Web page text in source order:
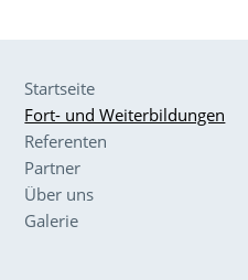
Startseite
Fort- und Weiterbildungen
Referenten
Partner
Über uns
Galerie